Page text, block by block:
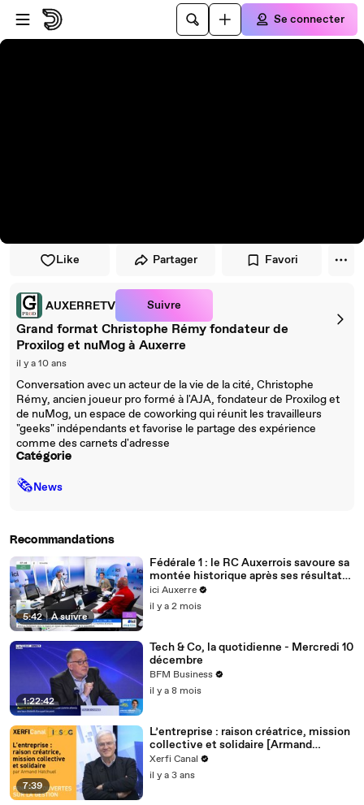
Passer au player
Passer au contenu principal
Se connecter
Like Partager Favori
AUXERRETV Suivre
Grand format Christophe Rémy fondateur de
Proxilog et nuMog à Auxerre
il y a 10 ans
Conversation avec un acteur de la vie de la cité, Christophe
Rémy, ancien joueur pro formé à l'AJA, fondateur de Proxilog et
de nuMog, un espace de coworking qui réunit les travailleurs
"geeks" indépendants et favorise le partage des expérience
comme des carnets d'adresse
Catégorie
🗞News
Recommandations
5:42 | À suivre
Fédérale 1 : le RC Auxerrois savoure sa
montée historique après ses résultats
en 8es de finale
ici Auxerre
il y a 2 mois
1:22:42
Tech & Co, la quotidienne - Mercredi 10
décembre
BFM Business
il y a 8 mois
7:39
L’entreprise : raison créatrice, mission
collective et solidaire [Armand
Hatchuel]
Xerfi Canal
il y a 3 ans